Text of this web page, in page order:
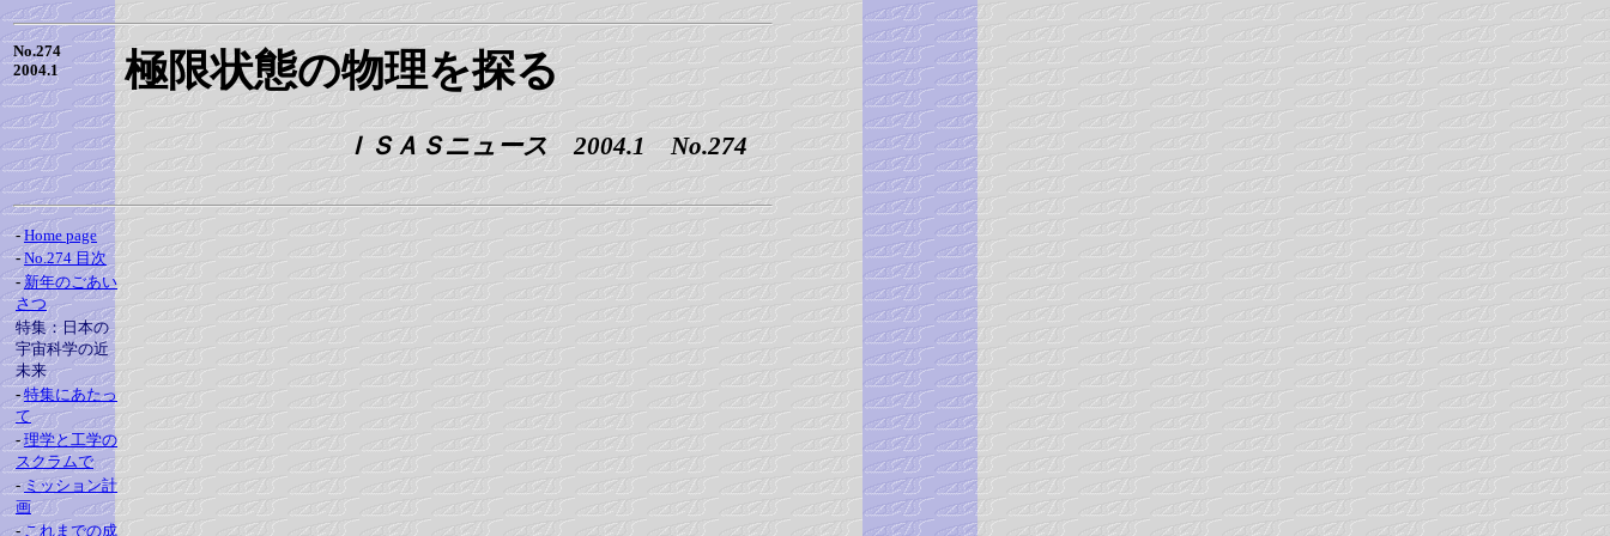
No.274
2004.1
極限状態の物理を探る
ＩＳＡＳニュース 2004.1 No.274
- Home page
- No.274 目次
- 新年のごあい
さつ
特集：日本の
宇宙科学の近
未来
- 特集にあたっ
て
- 理学と工学の
スクラムで
- ミッション計
画
- これまでの成